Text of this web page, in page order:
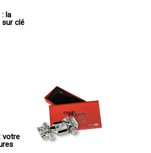
la
sur clé
votre